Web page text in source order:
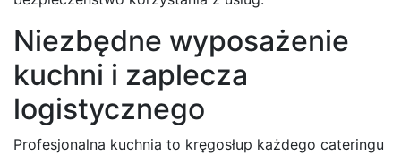
Niezbędne wyposażenie
kuchni i zaplecza
logistycznego
Profesjonalna kuchnia to kręgosłup każdego cateringu